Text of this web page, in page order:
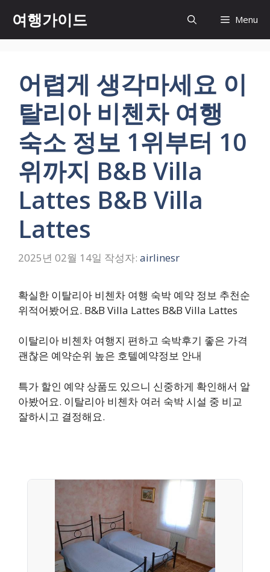
츠
여행가이드 Menu
어렵게 생각마세요 이
탈리아 비첸차 여행
숙소 정보 1위부터 10
위까지 B&B Villa
Lattes B&B Villa
Lattes
2025년 02월 14일 작성자: airlinesr
확실한 이탈리아 비첸차 여행 숙박 예약 정보 추천순
위적어봤어요. B&B Villa Lattes B&B Villa Lattes
이탈리아 비첸차 여행지 편하고 숙박후기 좋은 가격
괜찮은 예약순위 높은 호텔예약정보 안내
특가 할인 예약 상품도 있으니 신중하게 확인해서 알
아봤어요. 이탈리아 비첸차 여러 숙박 시설 중 비교
잘하시고 결정해요.